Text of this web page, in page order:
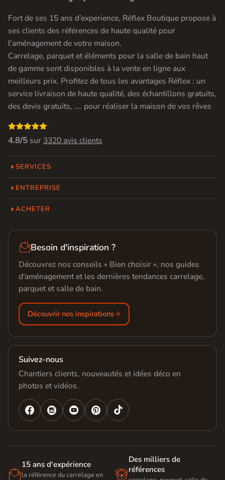
Fort de ses 15 ans d’experience, Réflex Boutique propose à
ses clients des références de haute qualité pour
l’aménagement de votre maison.
Carrelage, parquet et éléments pour la salle de bain haut
de gamme sont disponibles à la vente en ligne aux
meilleurs prix. Profitez de tous les avantages Réflex : un
service livraison de haute qualité, des échantillons gratuits,
des devis gratuits, …. pour réaliser la maison de vos rêves

4.8/5 sur 3320 avis clients
SERVICES
ENTREPRISE
ACHETER
Besoin d'inspiration ?
Découvrez nos conseils « Bien choisir », nos guides
d'aménagement et les dernières tendances carrelage,
parquet et salle de bain.
Découvrir nos inspirations
Suivez-nous
Chantiers clients, nouveautés et idées déco en
photos et vidéos.
   

15 ans d'expérience
la référence du carrelage en 
Des milliers de
références